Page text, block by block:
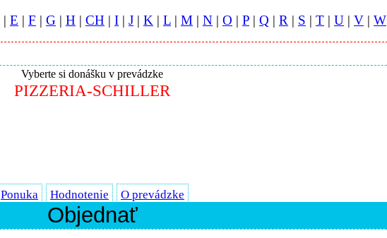
| E | F | G | H | CH | I | J | K | L | M | N | O | P | Q | R | S | T | U | V | W
Vyberte si donášku v prevádzke
PIZZERIA-SCHILLER
Ponuka Hodnotenie O prevádzke
Objednať